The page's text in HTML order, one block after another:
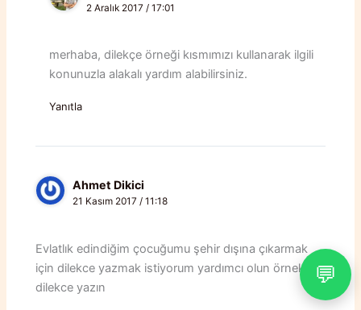
2 Aralık 2017 / 17:01
merhaba, dilekçe örneği kısmımızı kullanarak ilgili
konunuzla alakalı yardım alabilirsiniz.
Yanıtla
Ahmet Dikici
21 Kasım 2017 / 11:18
Evlatlık edindiğim çocuğumu şehir dışına çıkarmak
için dilekce yazmak istiyorum yardımcı olun örnek
dilekce yazın
💬